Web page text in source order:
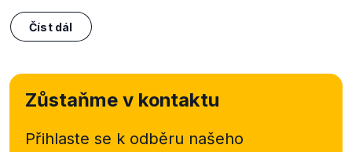
Číst dál
Zůstaňme v kontaktu
Přihlaste se k odběru našeho